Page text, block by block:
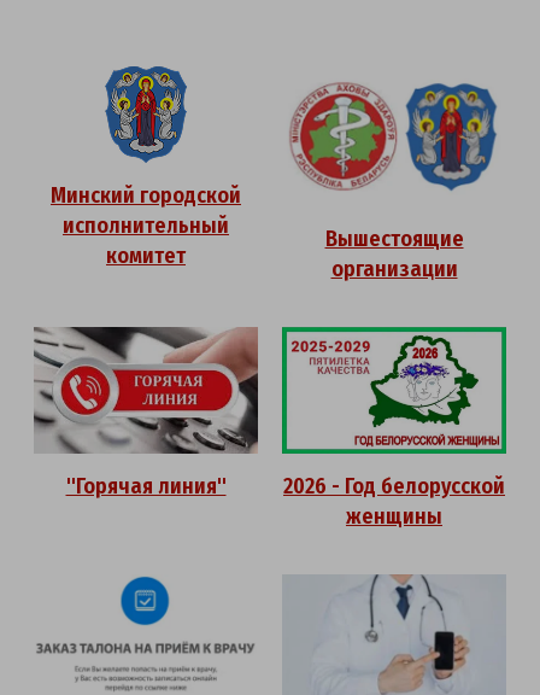
Минский городской
исполнительный
комитет
Вышестоящие
организации
"Горячая линия"
2026 - Год белорусской
женщины